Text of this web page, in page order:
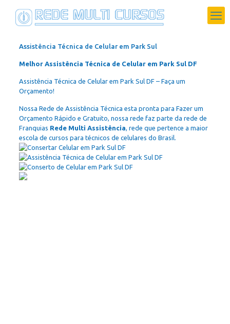
Assistência Técnica de Celular em Park Sul
Melhor Assistência Técnica de Celular em Park Sul DF
Assistência Técnica de Celular em Park Sul DF – Faça um
Orçamento!
Nossa Rede de Assistência Técnica esta pronta para Fazer um
Orçamento Rápido e Gratuito, nossa rede faz parte da rede de
Franquias Rede Multi Assistência, rede que pertence a maior
escola de cursos para técnicos de celulares do Brasil.